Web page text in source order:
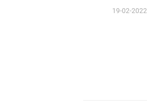
19-02-2022